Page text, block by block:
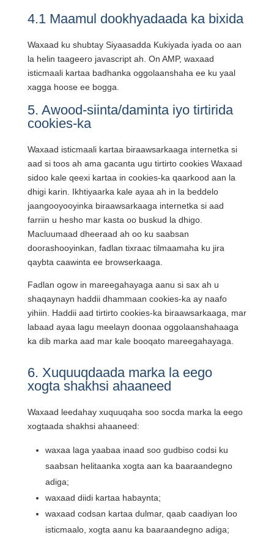
4.1 Maamul dookhyadaada ka bixida
Waxaad ku shubtay Siyaasadda Kukiyada iyada oo aan
la helin taageero javascript ah. On AMP, waxaad
isticmaali kartaa badhanka oggolaanshaha ee ku yaal
xagga hoose ee bogga.
5. Awood-siinta/daminta iyo tirtirida
cookies-ka
Waxaad isticmaali kartaa biraawsarkaaga internetka si
aad si toos ah ama gacanta ugu tirtirto cookies Waxaad
sidoo kale qeexi kartaa in cookies-ka qaarkood aan la
dhigi karin. Ikhtiyaarka kale ayaa ah in la beddelo
jaangooyooyinka biraawsarkaaga internetka si aad
farriin u hesho mar kasta oo buskud la dhigo.
Macluumaad dheeraad ah oo ku saabsan
doorashooyinkan, fadlan tixraac tilmaamaha ku jira
qaybta caawinta ee browserkaaga.
Fadlan ogow in mareegahayaga aanu si sax ah u
shaqaynayn haddii dhammaan cookies-ka ay naafo
yihiin. Haddii aad tirtirto cookies-ka biraawsarkaaga, mar
labaad ayaa lagu meelayn doonaa oggolaanshahaaga
ka dib marka aad mar kale booqato mareegahayaga.
6. Xuquuqdaada marka la eego
xogta shakhsi ahaaneed
Waxaad leedahay xuquuqaha soo socda marka la eego
xogtaada shakhsi ahaaneed:
waxaa laga yaabaa inaad soo gudbiso codsi ku
saabsan helitaanka xogta aan ka baaraandegno
adiga;
waxaad diidi kartaa habaynta;
waxaad codsan kartaa dulmar, qaab caadiyan loo
isticmaalo, xogta aanu ka baaraandegno adiga;